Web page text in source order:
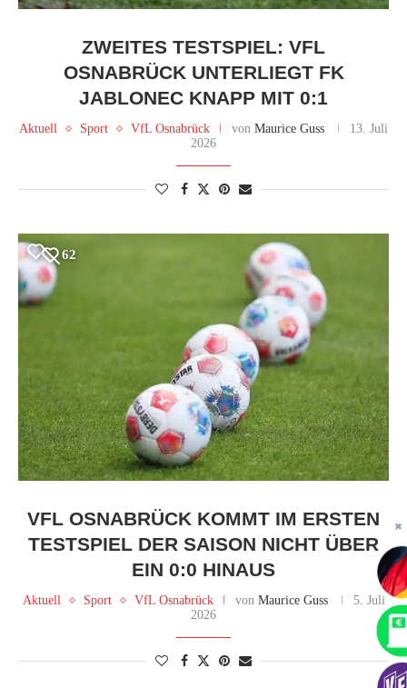
ZWEITES TESTSPIEL: VFL
OSNABRÜCK UNTERLIEGT FK
JABLONEC KNAPP MIT 0:1
Aktuell Sport VfL Osnabrück von Maurice Guss
13. Juli
2026
62
VFL OSNABRÜCK KOMMT IM ERSTEN
TESTSPIEL DER SAISON NICHT ÜBER
EIN 0:0 HINAUS
Aktuell Sport VfL Osnabrück von Maurice Guss
5. Juli
2026
✖